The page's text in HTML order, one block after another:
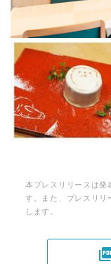
本プレスリリースは発
す。また、プレスリリ
します。